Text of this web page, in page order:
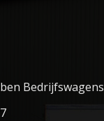
Bedrijfswagens